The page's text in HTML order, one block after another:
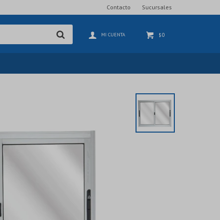
$0
Contacto Sucursales